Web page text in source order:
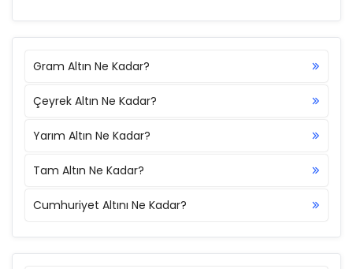
Gram Altın Ne Kadar?
Çeyrek Altın Ne Kadar?
Yarım Altın Ne Kadar?
Tam Altın Ne Kadar?
Cumhuriyet Altını Ne Kadar?